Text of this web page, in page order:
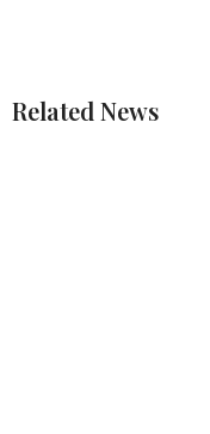
Related News